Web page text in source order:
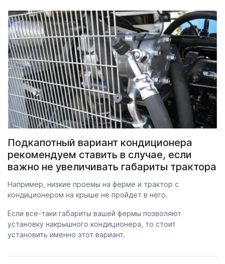
Подкапотный вариант кондиционера
рекомендуем ставить в случае, если
важно не увеличивать габариты трактора
Например, низкие проемы на ферме и трактор с
кондиционером на крыше не пройдет в него.
Если все-таки габариты вашей фермы позволяют
установку накрышного кондиционера, то стоит
установить именно этот вариант.